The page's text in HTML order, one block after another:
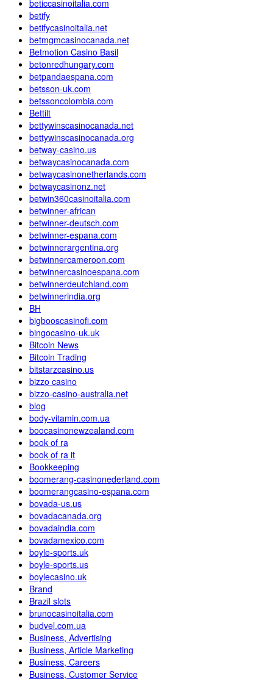
beticcasinoitalia.com
betify
betifycasinoitalia.net
betmgmcasinocanada.net
Betmotion Casino Basil
betonredhungary.com
betpandaespana.com
betsson-uk.com
betssoncolombia.com
Bettilt
bettywinscasinocanada.net
bettywinscasinocanada.org
betway-casino.us
betwaycasinocanada.com
betwaycasinonetherlands.com
betwaycasinonz.net
betwin360casinoitalia.com
betwinner-african
betwinner-deutsch.com
betwinner-espana.com
betwinnerargentina.org
betwinnercameroon.com
betwinnercasinoespana.com
betwinnerdeutchland.com
betwinnerindia.org
BH
bigbooscasinofi.com
bingocasino-uk.uk
Bitcoin News
Bitcoin Trading
bitstarzcasino.us
bizzo casino
bizzo-casino-australia.net
blog
body-vitamin.com.ua
boocasinonewzealand.com
book of ra
book of ra it
Bookkeeping
boomerang-casinonederland.com
boomerangcasino-espana.com
bovada-us.us
bovadacanada.org
bovadaindia.com
bovadamexico.com
boyle-sports.uk
boyle-sports.us
boylecasino.uk
Brand
Brazil slots
brunocasinoitalia.com
budvel.com.ua
Business, Advertising
Business, Article Marketing
Business, Careers
Business, Customer Service